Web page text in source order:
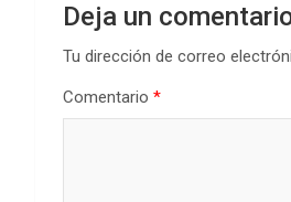
Deja un
Tu dirección de correo
Comentario *